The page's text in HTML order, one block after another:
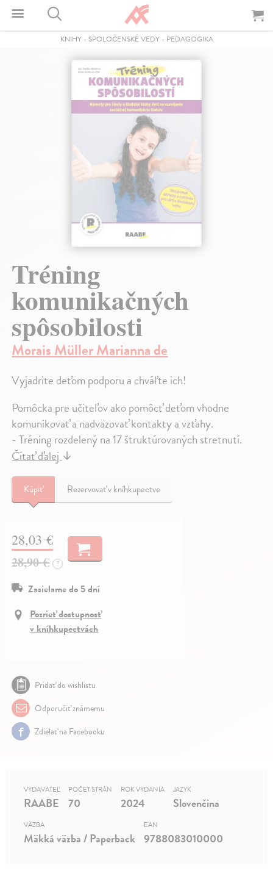
KNIHY- SPOLOČENSKÉ VEDY- PEDAGOGIKA
Tréning
komunikačných
spôsobilosti
Morais Müller Marianna de
Vyjadrite deťom podporu a chváľte ich!
Pomôcka pre učiteľov ako pomôcť deťom vhodne
komunikovať a nadväzovať kontakty a vzťahy.
- Tréning rozdelený na 17 štruktúrovaných stretnutí.
Čítať ďalej↓
Kúpiť Rezervovať v kníhkupectve
28,03 €
28,90 € ?
Zasielame do 5 dní
Pozrieť dostupnosť
v kníhkupectvách
Pridať do wishlistu
Odporučiť známemu
Zdielať na Facebooku
VYDAVATEĽ
RAABE
POČET STRÁN
70
ROK VYDANIA
2024
JAZYK
Slovenčina
VÄZBA
Mäkká väzba / Paperback
EAN
9788083010000